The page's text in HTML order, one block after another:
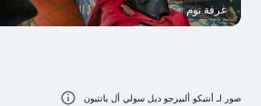
غرفة نوم
صور لـ أنتيكو ألبيرجو ديل سولي أل بانتيون